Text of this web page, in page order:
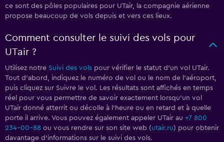
ce sont des pôles populaires pour UTair, la compagnie aérienne
propose beaucoup de vols depuis et vers ces lieux.
Comment consulter le suivi des vols pour
UTair ?
Utilisez notre Suivi des vols pour vérifier le statut d'un vol UTair.
Tout d'abord, indiquez le numéro de vol ou le nom de l'aéroport,
puis cliquez sur Suivre le vol. Les résultats sont affichés en temps
réel pour vous permettre de savoir exactement lorsqu'un vol
UTair donné atterrit ou décolle à l'heure ou en retard et à quelle
porte il arrive. Vous pouvez également appeler UTair au +7 800
234-00-88 ou vous rendre sur son site web (utair.ru) pour obtenir
davantage d'informations sur le suivi des vols.